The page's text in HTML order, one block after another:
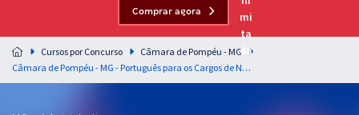
Residências Multiprofissionais
Preparação completa e intensiva para as principais
residências em saúde do Brasil
Comprar agora
Cursos por Concurso
Câmara de Pompéu - MG
Câmara de Pompéu - MG - Português para os Cargos de Nível Médio com o Professor Lucas Lemos